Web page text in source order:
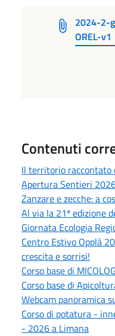
2024-2-
OREL-v1
Contenuti
Il territorio raccontato
Apertura Sentieri
Zanzare e zecche: a
Al via la 21ª edizione
Giornata Ecologia
Centro Estivo Opplà
crescita e sorrisi!
Corso base di
Corso base di
Webcam panoramica
Corso di potatura -
- 2026 a Limana